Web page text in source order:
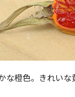
な橙色。きれいな